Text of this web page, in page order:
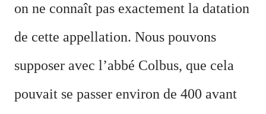
on ne connaît pas exactement la datation
de cette appellation. Nous pouvons
supposer avec l’abbé Colbus, que cela
pouvait se passer environ de 400 avant